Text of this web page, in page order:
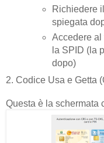
Richiedere
spiegata
Accedere
la SPID (la
dopo)
2. Codice Usa e Getta
Questa è la schermata